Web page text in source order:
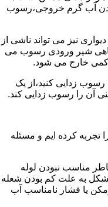
آب گرم خروجی،رسوب
نیز می تواند ناشی از
شیر ورودی رسوب می
کمی خارج می شود.
رسوب زدایی کنید،از یک
آن را رسوب زدایی کند.
تجربه کرده ایم و مسئله
مناسب نبودن لوله
به علت کم بودن شعله
یا فشار نامناسب آب